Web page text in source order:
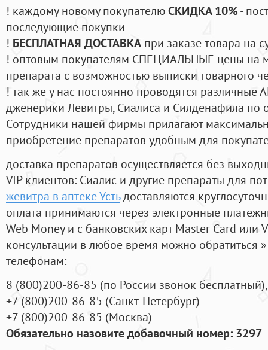
! каждому новому покупателюСКИДКА 10%-
последующие покупки
! БЕСПЛАТНАЯ ДОСТАВКА при заказе товара на
! оптовым покупателям СПЕЦИАЛЬНЫЕ цены на
препарата с возможностью выписки товарного
! так же у нас постоянно проводятся
дженерики Левитры, Сиалиса и Силденафила по
Cотрудники нашей фирмы прилагают
приобретение препаратов удобным для
доставка препаратов осуществляется без
VIP клиентов: Сиалис и другие препараты для
жевитра в аптеке Устьдоставляются
оплата принимаются через электронные
Web Money и с банковских карт Master Card или
консультации в любое время можно обратиться
телефонам:
8 (800)200-86-85 (по России звонок бесплатный),
+7 (800)200-86-85 (Санкт-Петербург)
+7 (800)200-86-85 (Москва)
Обязательно назовите добавочный номер: 3297